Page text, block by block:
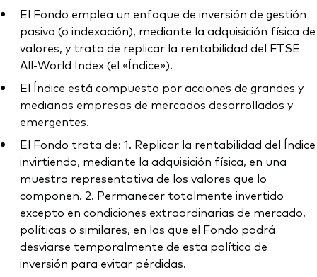
El Fondo emplea un enfoque de inversión de gestión
pasiva (o indexación), mediante la adquisición física de
valores, y trata de replicar la rentabilidad del FTSE
All-World Index (el «Índice»).
El Índice está compuesto por acciones de grandes y
medianas empresas de mercados desarrollados y
emergentes.
El Fondo trata de: 1. Replicar la rentabilidad del Índice
invirtiendo, mediante la adquisición física, en una
muestra representativa de los valores que lo
componen. 2. Permanecer totalmente invertido
excepto en condiciones extraordinarias de mercado,
políticas o similares, en las que el Fondo podrá
desviarse temporalmente de esta política de
inversión para evitar pérdidas.